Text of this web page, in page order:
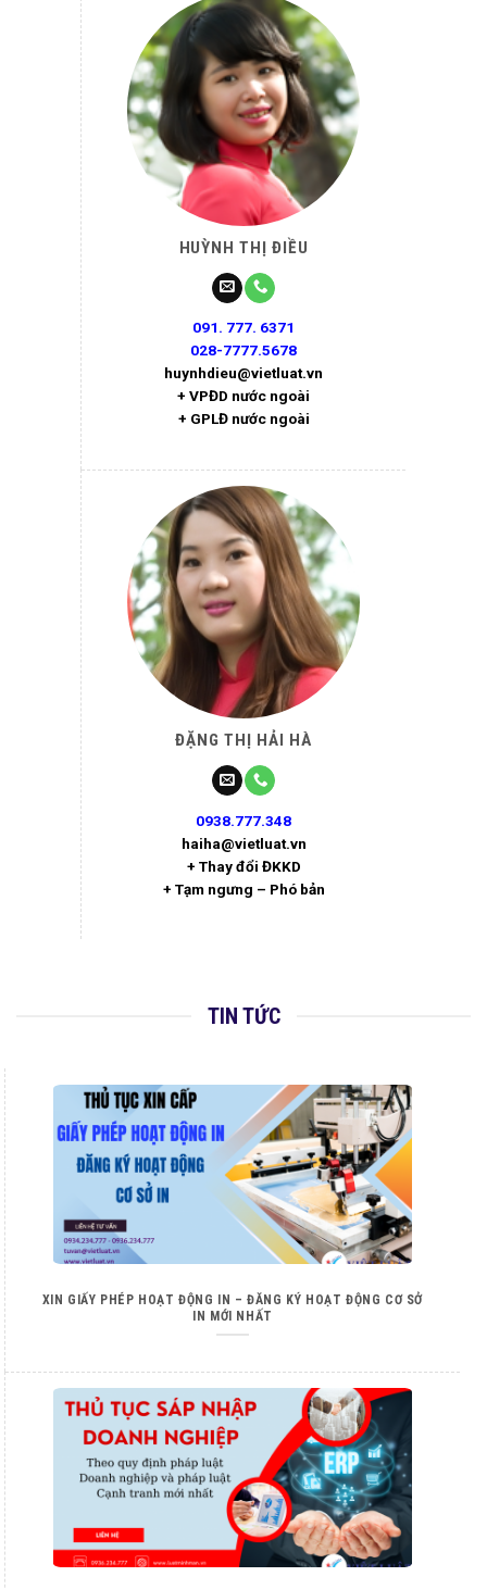
HUỲNH THỊ ĐIỀU
091. 777. 6371
028-7777.5678
huynhdieu@vietluat.vn
+ VPĐD nước ngoài
+ GPLĐ nước ngoài
ĐẶNG THỊ HẢI HÀ
0938.777.348
haiha@vietluat.vn
+ Thay đổi ĐKKD
+ Tạm ngưng – Phó bản
TIN TỨC
XIN GIẤY PHÉP HOẠT ĐỘNG IN – ĐĂNG KÝ HOẠT ĐỘNG CƠ SỞ
IN MỚI NHẤT